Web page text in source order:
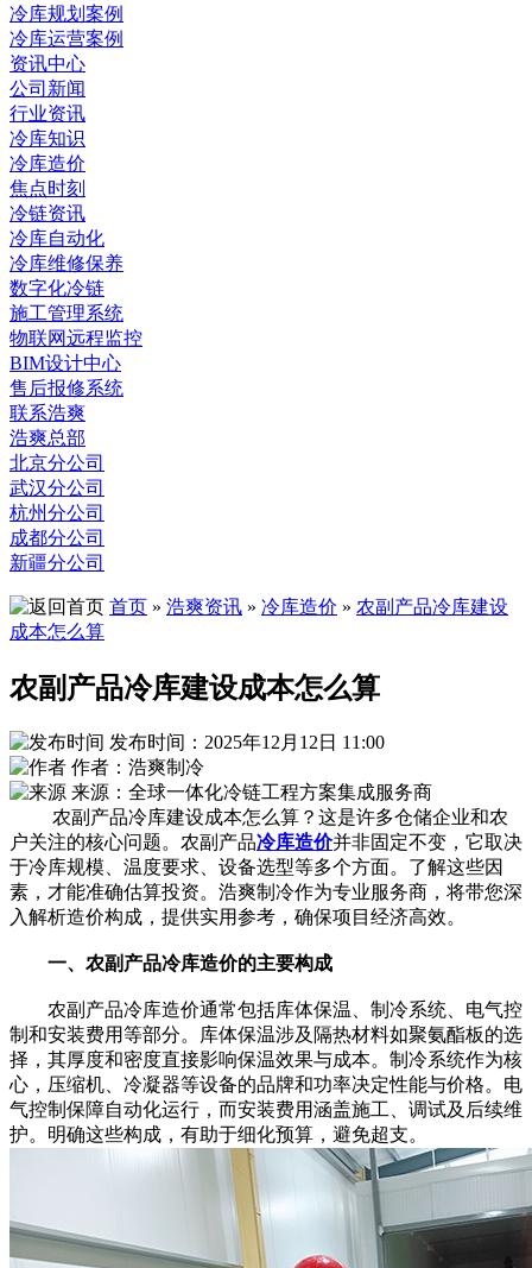
冷库规划案例
冷库运营案例
资讯中心
公司新闻
行业资讯
冷库知识
冷库造价
焦点时刻
冷链资讯
冷库自动化
冷库维修保养
数字化冷链
施工管理系统
物联网远程监控
BIM设计中心
售后报修系统
联系浩爽
浩爽总部
北京分公司
武汉分公司
杭州分公司
成都分公司
新疆分公司
首页 » 浩爽资讯 » 冷库造价 » 农副产品冷库建设
成本怎么算
农副产品冷库建设成本怎么算
发布时间：2025年12月12日 11:00
作者：浩爽制冷
来源：全球一体化冷链工程方案集成服务商
农副产品冷库建设成本怎么算？这是许多仓储企业和农
户关注的核心问题。农副产品冷库造价并非固定不变，它取决
于冷库规模、温度要求、设备选型等多个方面。了解这些因
素，才能准确估算投资。浩爽制冷作为专业服务商，将带您深
入解析造价构成，提供实用参考，确保项目经济高效。
一、农副产品冷库造价的主要构成
农副产品冷库造价通常包括库体保温、制冷系统、电气控
制和安装费用等部分。库体保温涉及隔热材料如聚氨酯板的选
择，其厚度和密度直接影响保温效果与成本。制冷系统作为核
心，压缩机、冷凝器等设备的品牌和功率决定性能与价格。电
气控制保障自动化运行，而安装费用涵盖施工、调试及后续维
护。明确这些构成，有助于细化预算，避免超支。